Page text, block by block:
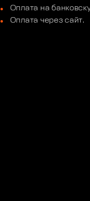
Оплата на
Оплата через сайт.